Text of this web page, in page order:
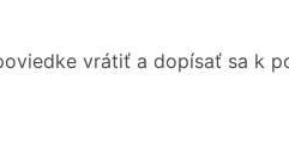
vrátiť a dopísať sa k